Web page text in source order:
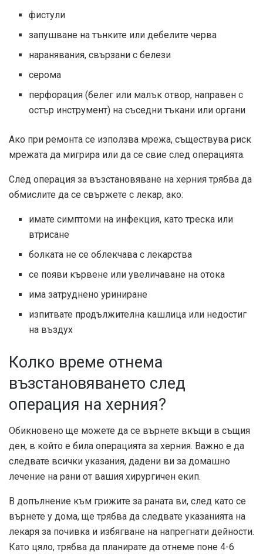
фистули
запушване на тънките или дебелите черва
наранявания, свързани с белези
серома
перфорация (белег или малък отвор, направен с
остър инструмент) на съседни тъкани или органи
Ако при ремонта се използва мрежа, съществува риск
мрежата да мигрира или да се свие след операцията.
След операция за възстановяване на херния трябва да
обмислите да се свържете с лекар, ако:
имате симптоми на инфекция, като треска или
втрисане
болката не се облекчава с лекарства
се появи кървене или увеличаване на отока
има затруднено уриниране
изпитвате продължителна кашлица или недостиг
на въздух
Колко време отнема
възстановяването след
операция на херния?
Обикновено ще можете да се върнете вкъщи в същия
ден, в който е била операцията за херния. Важно е да
следвате всички указания, дадени ви за домашно
лечение на рани от вашия хирургичен екип.
В допълнение към грижите за раната ви, след като се
върнете у дома, ще трябва да следвате указанията на
лекаря за почивка и избягване на напрегнати дейности.
Като цяло, трябва да планирате да отнеме поне 4-6